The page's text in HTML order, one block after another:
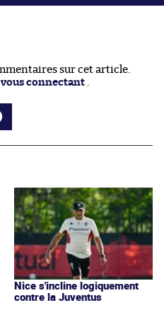
sur cet article.
connectant
Nice s'incline logiquement
contre la Juventus